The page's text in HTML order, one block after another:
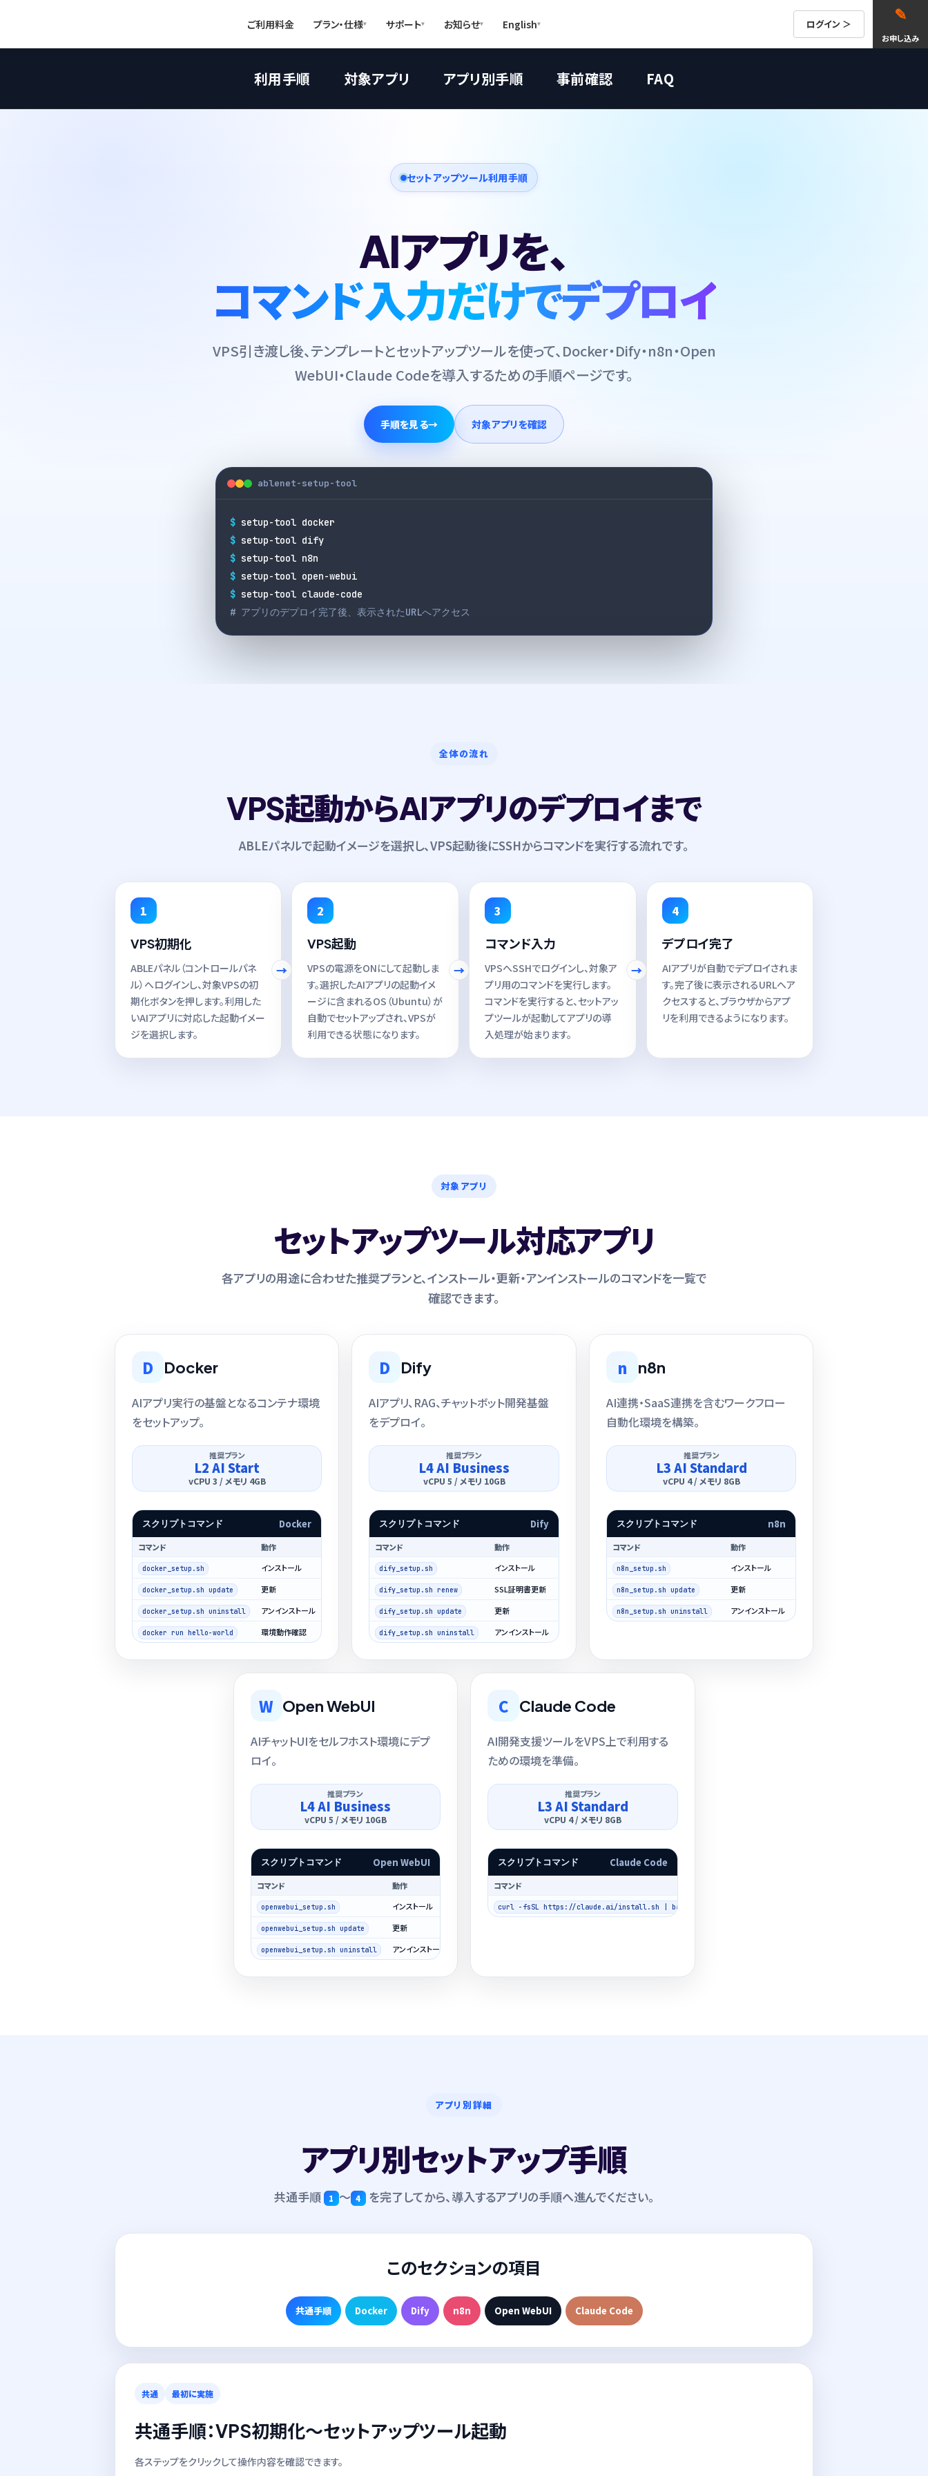
ご利用料金 プラン・仕様 サポート お知らせ English ログイン ＞
お申し込み
利用手順 対象アプリ アプリ別手順 事前確認 FAQ
セットアップツール利用手順
AIアプリを、
コマンド入力だけでデプロイ
VPS引き渡し後、テンプレートとセットアップツールを使って、Docker・Dify・n8n・Open
WebUI・Claude Codeを導入するための手順ページです。
手順を見る→ 対象アプリを確認
ablenet-setup-tool
$ setup-tool docker
$ setup-tool dify
$ setup-tool n8n
$ setup-tool open-webui
$ setup-tool claude-code
# アプリのデプロイ完了後、表示されたURLへアクセス
全体の流れ
VPS起動からAIアプリのデプロイまで
ABLEパネルで起動イメージを選択し、VPS起動後にSSHからコマンドを実行する流れです。
1
VPS初期化
ABLEパネル（コントロールパネ
ル）へログインし、対象VPSの初
期化ボタンを押します。利用した
いAIアプリに対応した起動イメー
ジを選択します。
2
VPS起動
VPSの電源をONにして起動しま
す。選択したAIアプリの起動イメ
ージに含まれるOS（Ubuntu）が
自動でセットアップされ、VPSが
利用できる状態になります。
3
コマンド入力
VPSへSSHでログインし、対象ア
プリ用のコマンドを実行します。
コマンドを実行すると、セットアッ
プツールが起動してアプリの導
入処理が始まります。
4
デプロイ完了
AIアプリが自動でデプロイされま
す。完了後に表示されるURLへア
クセスすると、ブラウザからアプ
リを利用できるようになります。
対象アプリ
セットアップツール対応アプリ
各アプリの用途に合わせた推奨プランと、インストール・更新・アンインストールのコマンドを一覧で
確認できます。
D Docker
AIアプリ実行の基盤となるコンテナ環境
をセットアップ。
推奨プラン
L2 AI Start
vCPU 3 / メモリ 4GB
スクリプトコマンド Docker
コマンド 動作
docker_setup.sh インストール
docker_setup.sh update 更新
docker_setup.sh uninstall アンインストール
docker run hello-world 環境動作確認
D Dify
AIアプリ、RAG、チャットボット開発基盤
をデプロイ。
推奨プラン
L4 AI Business
vCPU 5 / メモリ 10GB
スクリプトコマンド Dify
コマンド 動作
dify_setup.sh インストール
dify_setup.sh renew SSL証明書更新
dify_setup.sh update 更新
dify_setup.sh uninstall アンインストール
n n8n
AI連携・SaaS連携を含むワークフロー
自動化環境を構築。
推奨プラン
L3 AI Standard
vCPU 4 / メモリ 8GB
スクリプトコマンド n8n
コマンド 動作
n8n_setup.sh インストール
n8n_setup.sh update 更新
n8n_setup.sh uninstall アンインストール
W Open WebUI
AIチャットUIをセルフホスト環境にデプ
ロイ。
推奨プラン
L4 AI Business
vCPU 5 / メモリ 10GB
スクリプトコマンド Open WebUI
コマンド 動作
openwebui_setup.sh インストール
openwebui_setup.sh update 更新
openwebui_setup.sh uninstall アンインストール
C Claude Code
AI開発支援ツールをVPS上で利用する
ための環境を準備。
推奨プラン
L3 AI Standard
vCPU 4 / メモリ 8GB
スクリプトコマンド Claude Code
コマンド
curl -fsSL https://claude.ai/install.sh | bash
アプリ別詳細
アプリ別セットアップ手順
共通手順 1 〜 4 を完了してから、導入するアプリの手順へ進んでください。
このセクションの項目
共通手順 Docker Dify n8n Open WebUI Claude Code
共通 最初に実施
共通手順：VPS初期化〜セットアップツール起動
各ステップをクリックして操作内容を確認できます。